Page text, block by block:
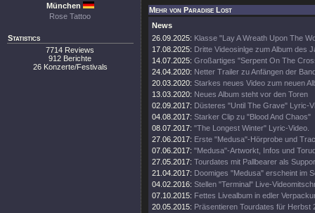
München
Rose Tattoo
Statistics
7714 Reviews
912 Berichte
26 Konzerte/Festivals
Mehr von Paradise Lost
News
26.09.2025: Klasse "Lay A Wreath Upon The
17.08.2025: Dritte Videosinlge zum Album des
14.07.2025: Großartiges "Serpent On The
24.04.2020: Netter Trailer zu Anfängen der
20.03.2020: Starkes neues Video zum neuen
13.03.2020: Neues Album steht vor den Toren
02.09.2017: Düsteres "Until The Grave" Lyric-
04.08.2017: Starker Clip zu "Blood And Chaos"
08.07.2017: "The Longest Winter" Lyric-Video.
27.06.2017: Erste "Medusa"-Hörprobe und
07.06.2017: "Medusa"-Artworkt, Infos und
27.05.2017: Tourdates mit Pallbearer als
21.04.2017: Doomiges "Medusa" erscheint im
04.02.2016: Stellen "Terminal" Live-
07.10.2015: Fettes Livealbum in edler
20.05.2015: Präsentieren Tourdates für Herbst